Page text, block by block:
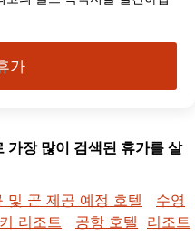
가
장 많이 검색된 휴가를 살
및 곧 제공 예정 호텔
수영
리조트 공항 호텔
리조트